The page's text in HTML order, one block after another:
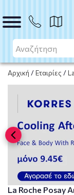
Αρχική /Εταιρίες /
Το προϊόν
La Roche Posay